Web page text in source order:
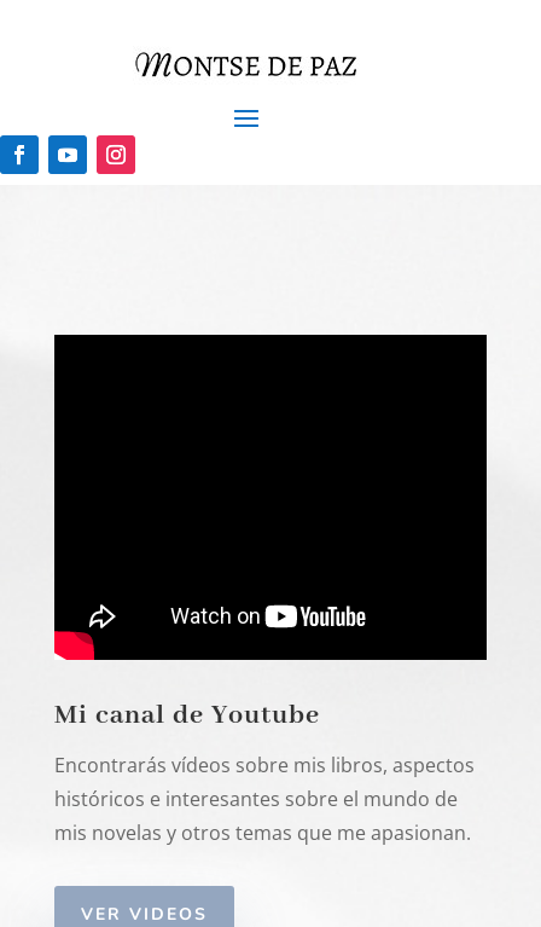
Mi canal de Youtube
Encontrarás vídeos sobre mis libros, aspectos
históricos e interesantes sobre el mundo de
mis novelas y otros temas que me apasionan.
VER VIDEOS